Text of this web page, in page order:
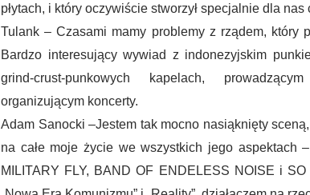
płytach, i który oczywiście stworzył specjalnie dla nas
Tulank – Czasami mamy problemy z rządem, który
Bardzo interesujący wywiad z indonezyjskim
grind-crust-punkowych kapelach,
organizującym koncerty.
Adam Sanocki –Jestem tak mocno nasiąknięty
na całe moje życie we wszystkich jego aspektach
MILITARY FLY, BAND OF ENDELESS NOISE i